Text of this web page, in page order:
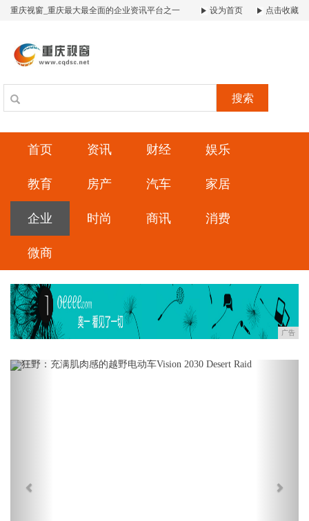
重庆视窗_重庆最大最全面的企业资讯平台之一 设为首页 点击收藏
搜索
首页 资讯 财经 娱乐
教育 房产 汽车 家居
企业 时尚 商讯 消费
微商
广告
Previous